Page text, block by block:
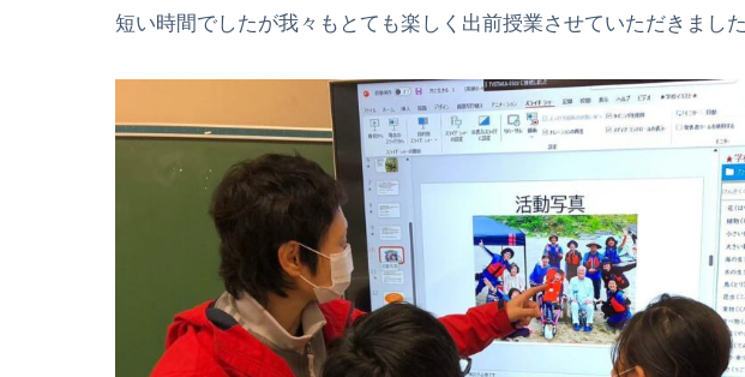
短い時間でしたが我々もとても楽しく出前授業させていただきまし